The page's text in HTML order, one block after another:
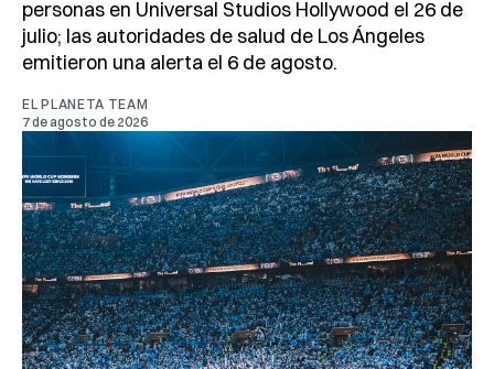
personas en Universal Studios Hollywood el 26 de
julio; las autoridades de salud de Los Ángeles
emitieron una alerta el 6 de agosto.
EL PLANETA TEAM
7 de agosto de 2026